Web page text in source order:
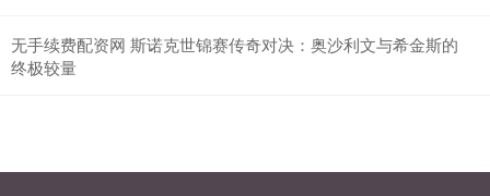
无手续费配资网 斯诺克世锦赛传奇对决：奥沙利文与希金斯的
终极较量